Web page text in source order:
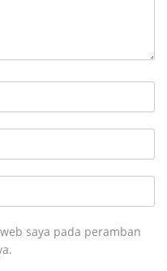
saya pada peramban